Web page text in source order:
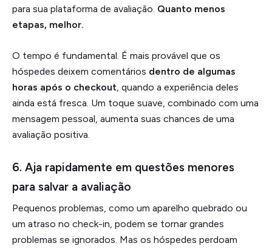
para sua plataforma de avaliação. Quanto menos
etapas, melhor.
O tempo é fundamental. É mais provável que os
hóspedes deixem comentários dentro de algumas
horas após o checkout, quando a experiência deles
ainda está fresca. Um toque suave, combinado com uma
mensagem pessoal, aumenta suas chances de uma
avaliação positiva.
6. Aja rapidamente em questões menores
para salvar a avaliação
Pequenos problemas, como um aparelho quebrado ou
um atraso no check-in, podem se tornar grandes
problemas se ignorados. Mas os hóspedes perdoam